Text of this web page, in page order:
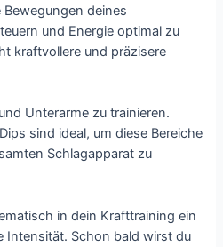
deines
und Energie optimal zu
kraftvollere und präzisere
Unterarme zu trainieren.
sind ideal, um diese Bereiche
Schlagapparat zu
in dein Krafttraining ein
Intensität. Schon bald wirst du